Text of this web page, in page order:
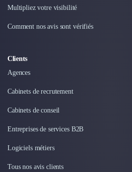
Recherche Utilisateur
Design Thinking
Création de Site Internet
Développement d'Application Mobile
Direction Artistique
Cybersécurité
Intelligence Artificielle (IA)
Réalité Virtuelle (VR)
Déménagement
Multipliez votre visibilité
Comment nos avis sont vérifiés
Clients
Agences
Cabinets de recrutement
Cabinets de conseil
Entreprises de services B2B
Logiciels métiers
Tous nos avis clients